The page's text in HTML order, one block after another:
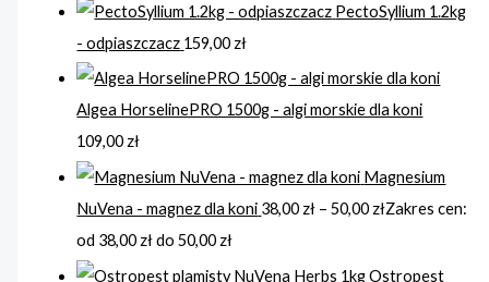
PectoSyllium 1.2kg
- odpiaszczacz 159,00 zł
Algea HorselinePRO 1500g - algi morskie dla koni
109,00 zł
Magnesium
NuVena - magnez dla koni 38,00 zł – 50,00 złZakres cen:
od 38,00 zł do 50,00 zł
Ostropest